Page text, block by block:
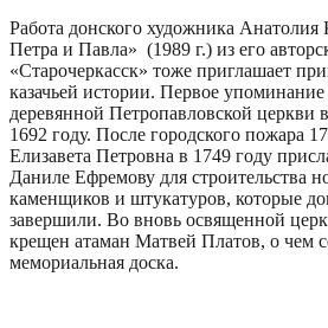
Работа донского художника Анатолия
Петра и Павла» (1989 г.) из его
«Старочеркасск» тоже приглашает
казачьей истории. Первое
деревянной Петропавловской церкви
1692 году. После городского пожара
Елизавета Петровна в 1749 году
Даниле Ефремову для строительства
каменщиков и штукатуров, которые
завершили. Во вновь освященной
крещен атаман Матвей Платов, о чем
мемориальная доска.